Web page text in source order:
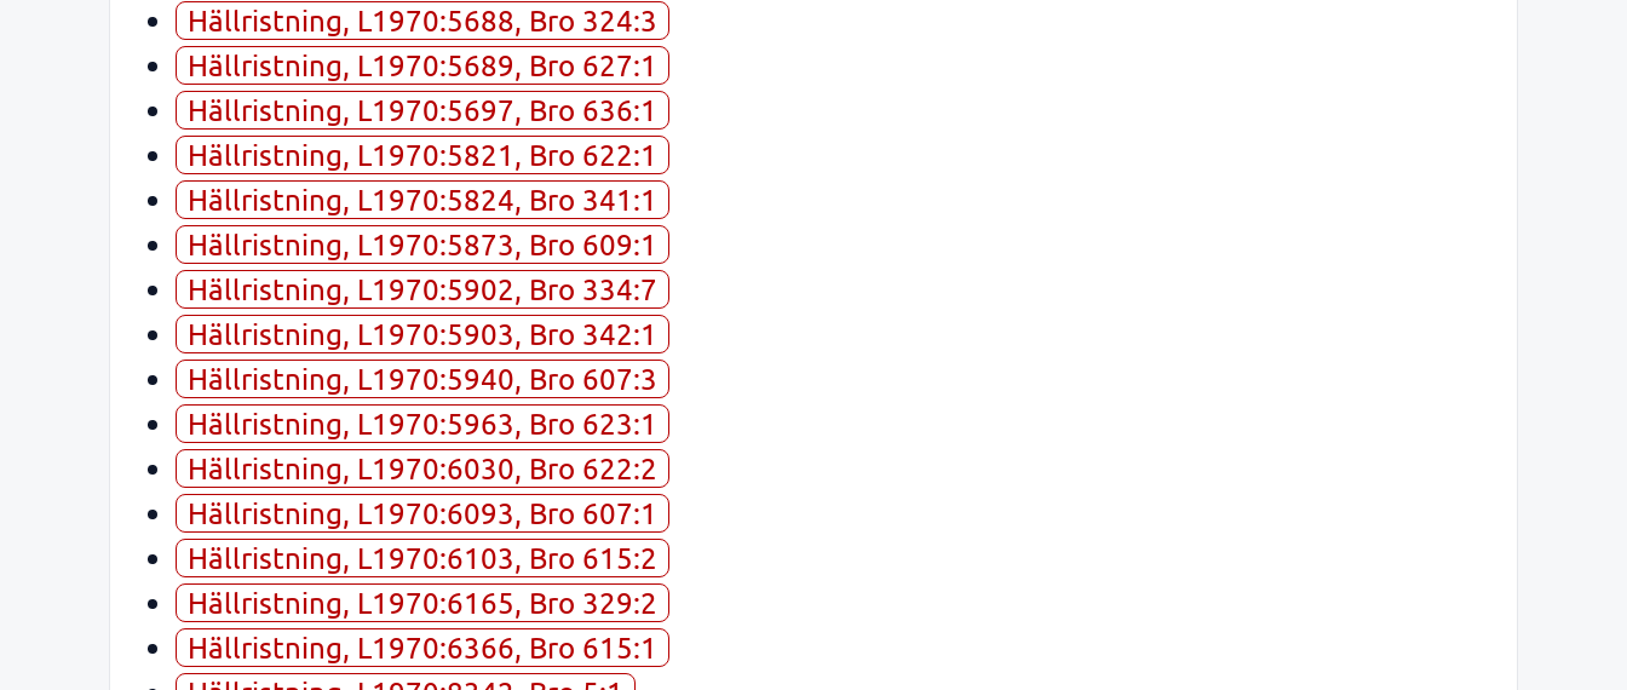
Hällristning, L1970:5688, Bro 324:3
Hällristning, L1970:5689, Bro 627:1
Hällristning, L1970:5697, Bro 636:1
Hällristning, L1970:5821, Bro 622:1
Hällristning, L1970:5824, Bro 341:1
Hällristning, L1970:5873, Bro 609:1
Hällristning, L1970:5902, Bro 334:7
Hällristning, L1970:5903, Bro 342:1
Hällristning, L1970:5940, Bro 607:3
Hällristning, L1970:5963, Bro 623:1
Hällristning, L1970:6030, Bro 622:2
Hällristning, L1970:6093, Bro 607:1
Hällristning, L1970:6103, Bro 615:2
Hällristning, L1970:6165, Bro 329:2
Hällristning, L1970:6366, Bro 615:1